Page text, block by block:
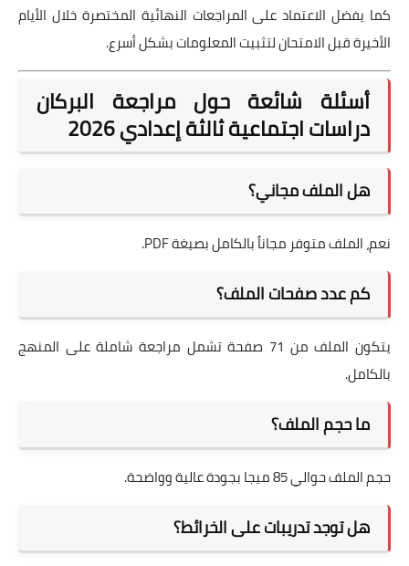
كما يفضل الاعتماد على المراجعات النهائية المختصرة خلال الأيام
الأخيرة قبل الامتحان لتثبيت المعلومات بشكل أسرع.
أسئلة شائعة حول مراجعة البركان
دراسات اجتماعية ثالثة إعدادي 2026
هل الملف مجاني؟
نعم، الملف متوفر مجاناً بالكامل بصيغة PDF.
كم عدد صفحات الملف؟
يتكون الملف من 71 صفحة تشمل مراجعة شاملة على المنهج
بالكامل.
ما حجم الملف؟
حجم الملف حوالي 85 ميجا بجودة عالية وواضحة.
هل توجد تدريبات على الخرائط؟